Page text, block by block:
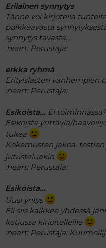
Erilainen synnytys
Tänne voi kirjotella
poikkeavasta
synnytys tavasta...
:heart: Perustaja:
erkka ryhmä
Erityislasten vanhempien
:heart: Perustaja:
Esikoista... Ei toiminnassa?
Esikoista yrittäviä/
tukea
Kokemusten jakoa,
jutusteluakin
:heart: Perustaja:
Esikoista...
Uusi yritys
Eli siis kaikkee yhdessä
ketjussa kirjoitelleille
:heart: Perustaja: